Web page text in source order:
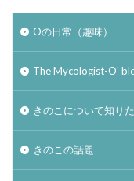
Oの日常（趣味）
The Mycologist-O'
きのこについて知り
きのこの話題